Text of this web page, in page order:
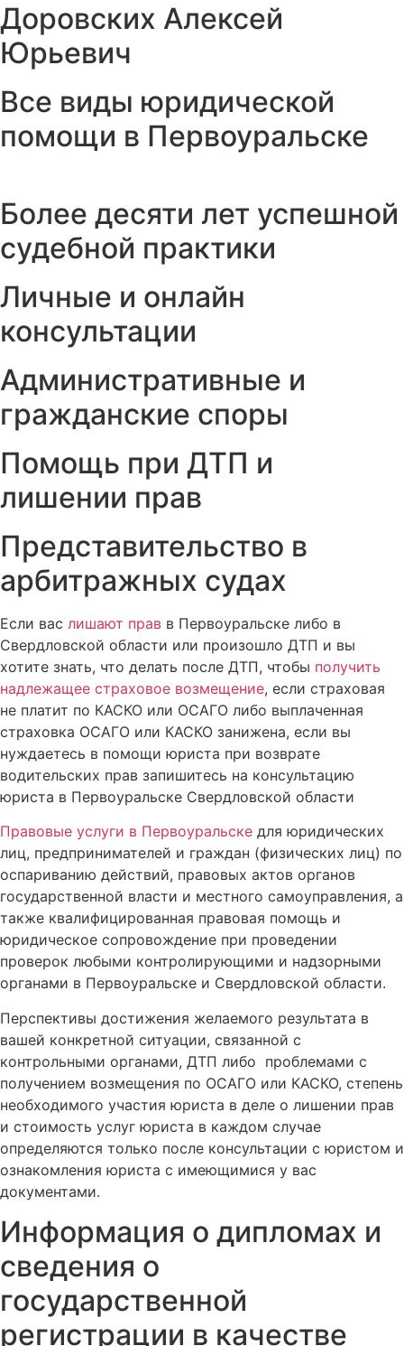
Доровских Алексей
Юрьевич
Все виды юридической
помощи в Первоуральске
Более десяти лет успешной
судебной практики
Личные и онлайн
консультации
Административные и
гражданские споры
Помощь при ДТП и
лишении прав
Представительство в
арбитражных судах
Если вас лишают прав в Первоуральске либо в
Свердловской области или произошло ДТП и вы
хотите знать, что делать после ДТП, чтобы получить
надлежащее страховое возмещение, если страховая
не платит по КАСКО или ОСАГО либо выплаченная
страховка ОСАГО или КАСКО занижена, если вы
нуждаетесь в помощи юриста при возврате
водительских прав запишитесь на консультацию
юриста в Первоуральске Свердловской области
Правовые услуги в Первоуральске для юридических
лиц, предпринимателей и граждан (физических лиц) по
оспариванию действий, правовых актов органов
государственной власти и местного самоуправления, а
также квалифицированная правовая помощь и
юридическое сопровождение при проведении
проверок любыми контролирующими и надзорными
органами в Первоуральске и Свердловской области.
Перспективы достижения желаемого результата в
вашей конкретной ситуации, связанной с
контрольными органами, ДТП либо проблемами с
получением возмещения по ОСАГО или КАСКО, степень
необходимого участия юриста в деле о лишении прав
и стоимость услуг юриста в каждом случае
определяются только после консультации с юристом и
ознакомления юриста с имеющимися у вас
документами.
Информация о дипломах и
сведения о
государственной
регистрации в качестве